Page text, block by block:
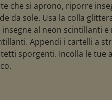
che si aprono, riporre
da sole. Usa la colla
insegne al neon scintillanti e
Appendi i cartelli a
sporgenti. Incolla le tue